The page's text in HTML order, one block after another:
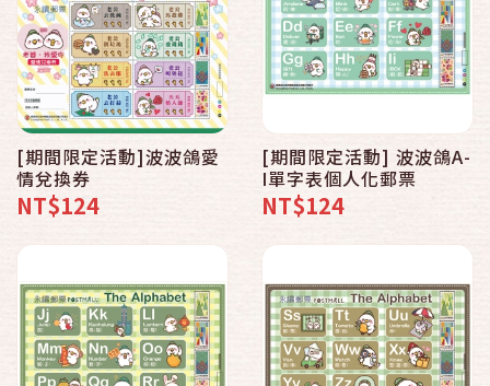
[期間限定活動]波波鴿愛
情兌換券
NT$124
[期間限定活動] 波波鴿A-
I單字表個人化郵票
NT$124